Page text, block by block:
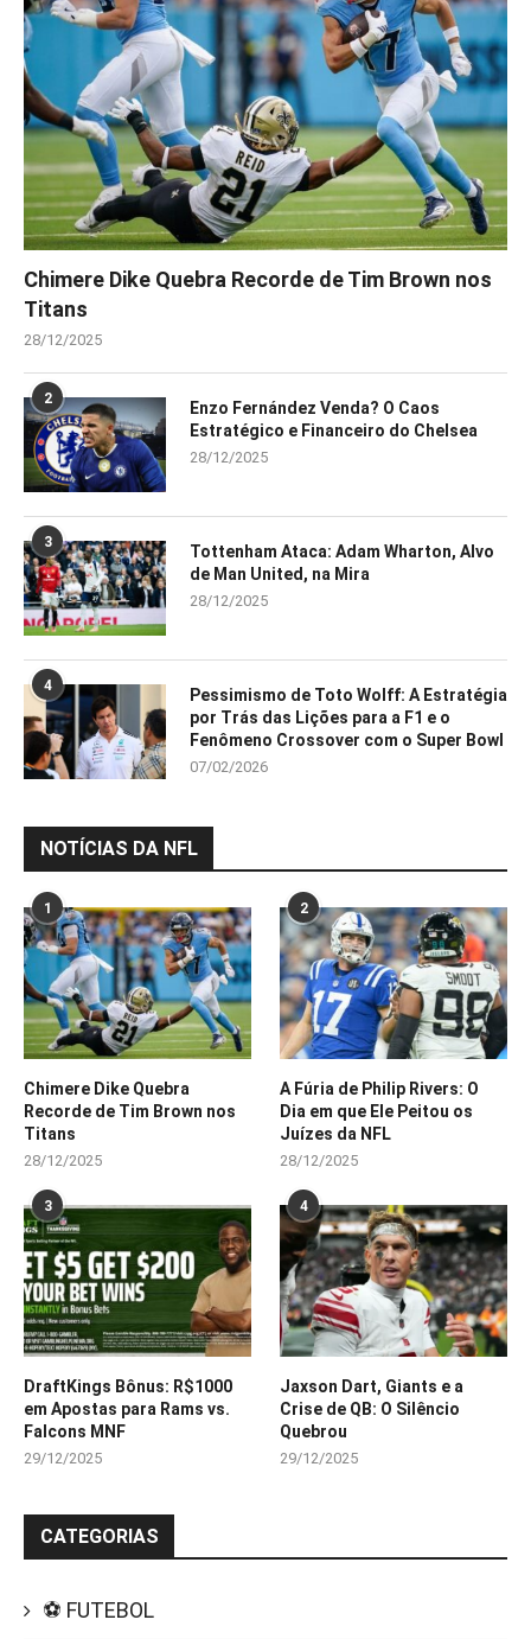
Chimere Dike Quebra Recorde de Tim Brown nos
Titans
28/12/2025
2
Enzo Fernández Venda? O Caos
Estratégico e Financeiro do Chelsea
28/12/2025
3
Tottenham Ataca: Adam Wharton, Alvo
de Man United, na Mira
28/12/2025
4
Pessimismo de Toto Wolff: A Estratégia
por Trás das Lições para a F1 e o
Fenômeno Crossover com o Super Bowl
07/02/2026
NOTÍCIAS DA NFL
1
Chimere Dike Quebra
Recorde de Tim Brown nos
Titans
28/12/2025
2
A Fúria de Philip Rivers: O
Dia em que Ele Peitou os
Juízes da NFL
28/12/2025
3
DraftKings Bônus: R$1000
em Apostas para Rams vs.
Falcons MNF
29/12/2025
4
Jaxson Dart, Giants e a
Crise de QB: O Silêncio
Quebrou
29/12/2025
CATEGORIAS
⚽ FUTEBOL